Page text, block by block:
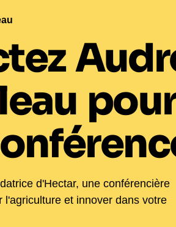
d'Hectar, une conférencière
l'agriculture et innover dans votre